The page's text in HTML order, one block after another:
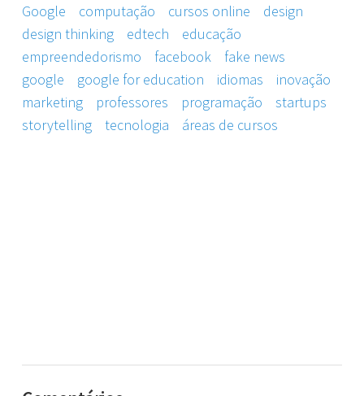
Google
computação cursos online
design
design thinking
edtech
educação
empreendedorismo
facebook
fake news
google
google for education idiomas
inovação
marketing
professores programação
startups
storytelling
tecnologia áreas de cursos